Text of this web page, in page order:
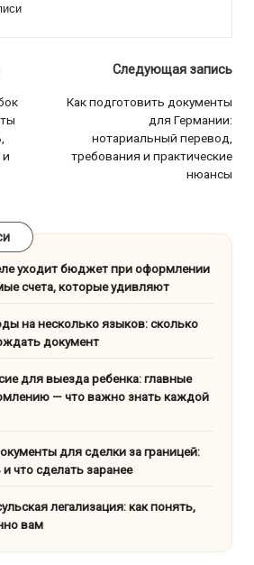
Следующая запись
Как подготовить документы
для Германии:
нотариальный перевод,
требования и практические
нюансы
уходит бюджет при оформлении
счета, которые удивляют
на несколько языков: сколько
документ
для выезда ребенка: главные
— что важно знать каждой
для сделки за границей:
что сделать заранее
легализация: как понять,
вам